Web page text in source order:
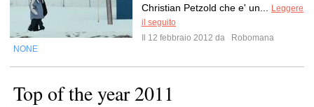
Christian Petzold che e' un...
Leggere
il seguito
Il 12 febbraio 2012 da
Robomana
NONE
Top of the year 2011